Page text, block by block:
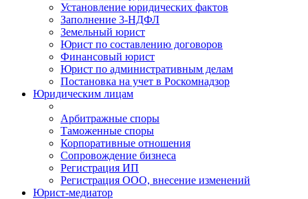
Установление юридических фактов
Заполнение 3-НДФЛ
Земельный юрист
Юрист по составлению договоров
Финансовый юрист
Юрист по административным делам
Постановка на учет в Роскомнадзор
Юридическим лицам
Арбитражные споры
Таможенные споры
Корпоративные отношения
Сопровождение бизнеса
Регистрация ИП
Регистрация ООО, внесение изменений
Юрист-медиатор